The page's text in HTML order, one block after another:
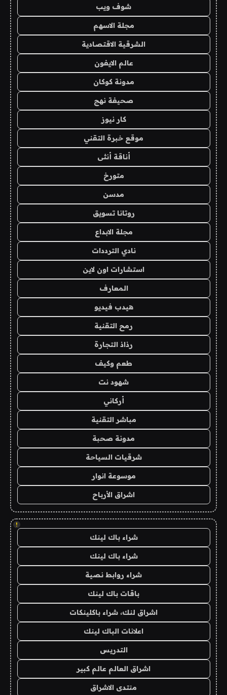
شوف ويب
مجلة الاسهم
الشرقية الاقتصادية
عالم الايفون
مدونة كوكان
صحيفة نهج
كار نيوز
موقع خبرة التقني
أناقة أنثى
متورخ
مدسن
روتانا تسويق
مجلة الابداع
نادي الترددات
استشارات اون لاين
المعارف
هيدب فيديو
رمح التقنية
رذاذ التجارة
طعم وكيف
شهود نت
أركاني
مباشر التقنية
مدونة صحبة
شرقيات السياحة
موسوعة انوار
اشراق الأرباح
!
شراء باك لينك
شراء باك لينك
شراء روابط نصية
باقات باك لينك
اشراق لنك، شراء باكلينكات
اعلانات الباك لينك
التدريس
اشراق العالم عالم كبير
منتدى الاشراق